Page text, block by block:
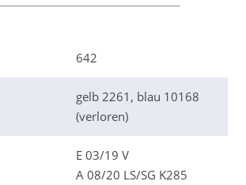
642
gelb 2261, blau 10168
(verloren)
E 03/19 V
A 08/20 LS/SG K285